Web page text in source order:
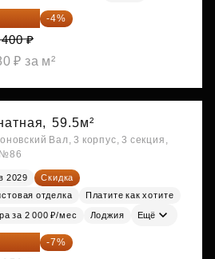
264 ₽ -4%
₽
₽ за м²
59.5м²
Вал, 3 корпус, 3 секция,
2029
Скидка
отделка
Платите как хотите
за 2 000 ₽/мес Лоджия Ещё
663 ₽ -7%